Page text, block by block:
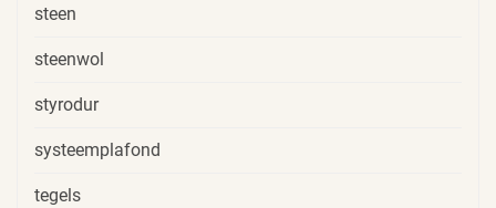
steen
steenwol
styrodur
systeemplafond
tegels